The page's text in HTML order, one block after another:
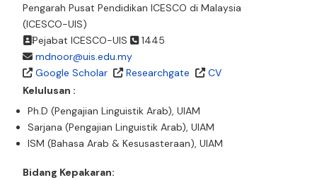
Pengarah Pusat Pendidikan ICESCO di Malaysia
(ICESCO-UIS)
Pejabat ICESCO-UIS
1445
mdnoor@uis.edu.my
Google Scholar
Researchgate
CV
Kelulusan :
Ph.D (Pengajian Linguistik Arab), UIAM
Sarjana (Pengajian Linguistik Arab), UIAM
ISM (Bahasa Arab & Kesusasteraan), UIAM
Bidang Kepakaran: